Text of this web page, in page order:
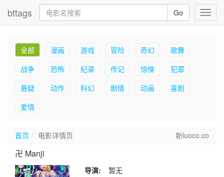
bttags Go
全部 漫画 游戏 冒险 奇幻
歌舞
战争
恐怖 纪录 传记 惊悚
犯罪
悬疑
动作 科幻 剧情 动画
喜剧
爱情
首页 电影详情页 新luoco.co
卍 Manji
导演:
暂无